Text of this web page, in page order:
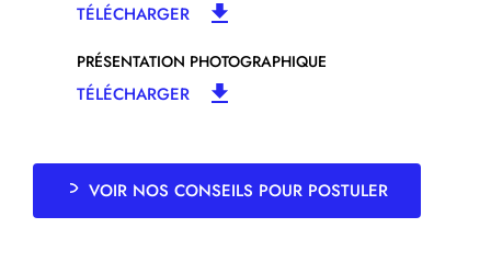
TÉLÉCHARGER
PRÉSENTATION PHOTOGRAPHIQUE
TÉLÉCHARGER
VOIR NOS CONSEILS POUR POSTULER